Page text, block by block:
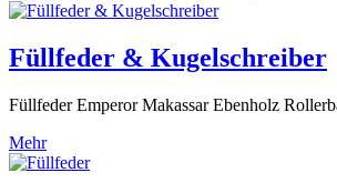
Füllfeder & Kugelschreiber
Füllfeder Emperor Makassar Ebenholz
Mehr